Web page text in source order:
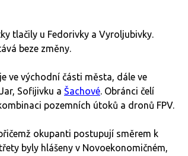
tlačily u Fedorivky a Vyroljubivky.
beze změny.
ve východní části města, dále ve
Sofijivku a Šachové. Obránci čelí
pozemních útoků a dronů FPV.
okupanti postupují směrem k
byly hlášeny v Novoekonomičném,